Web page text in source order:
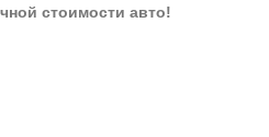
стоимости авто!